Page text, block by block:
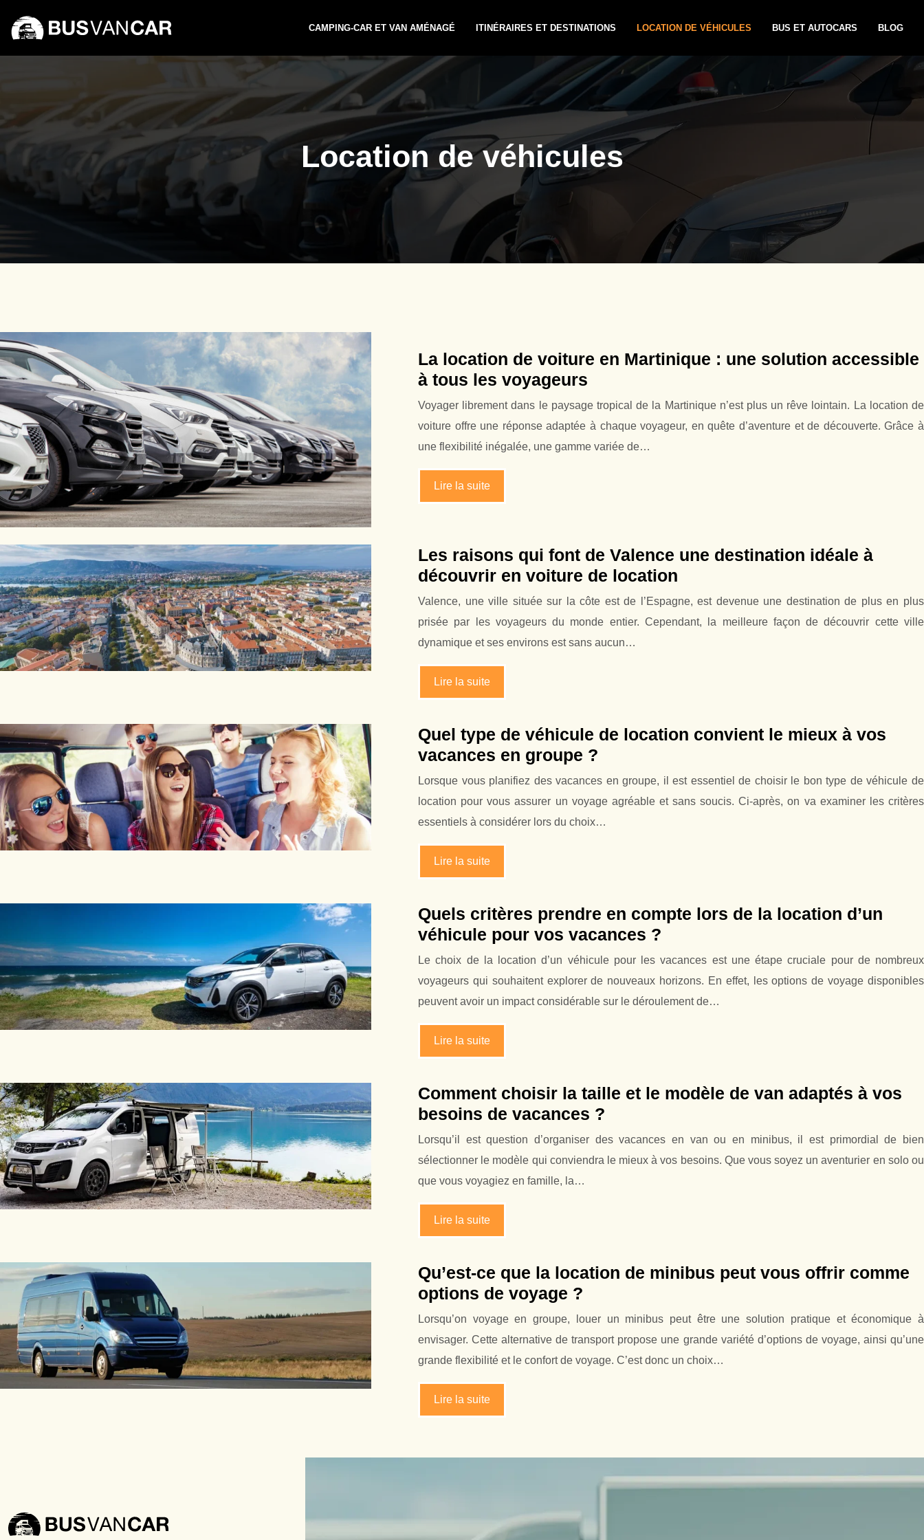
CAMPING-CAR ET VAN AMÉNAGÉ ITINÉRAIRES ET DESTINATIONS LOCATION DE VÉHICULES BUS ET AUTOCARS BLOG
Location de véhicules
La location de voiture en Martinique : une solution accessible
à tous les voyageurs
Voyager librement dans le paysage tropical de la Martinique n’est plus un rêve lointain. La location de
voiture offre une réponse adaptée à chaque voyageur, en quête d’aventure et de découverte. Grâce à
une flexibilité inégalée, une gamme variée de…
Lire la suite
Les raisons qui font de Valence une destination idéale à
découvrir en voiture de location
Valence, une ville située sur la côte est de l’Espagne, est devenue une destination de plus en plus
prisée par les voyageurs du monde entier. Cependant, la meilleure façon de découvrir cette ville
dynamique et ses environs est sans aucun…
Lire la suite
Quel type de véhicule de location convient le mieux à vos
vacances en groupe ?
Lorsque vous planifiez des vacances en groupe, il est essentiel de choisir le bon type de véhicule de
location pour vous assurer un voyage agréable et sans soucis. Ci-après, on va examiner les critères
essentiels à considérer lors du choix…
Lire la suite
Quels critères prendre en compte lors de la location d’un
véhicule pour vos vacances ?
Le choix de la location d’un véhicule pour les vacances est une étape cruciale pour de nombreux
voyageurs qui souhaitent explorer de nouveaux horizons. En effet, les options de voyage disponibles
peuvent avoir un impact considérable sur le déroulement de…
Lire la suite
Comment choisir la taille et le modèle de van adaptés à vos
besoins de vacances ?
Lorsqu’il est question d’organiser des vacances en van ou en minibus, il est primordial de bien
sélectionner le modèle qui conviendra le mieux à vos besoins. Que vous soyez un aventurier en solo ou
que vous voyagiez en famille, la…
Lire la suite
Qu’est-ce que la location de minibus peut vous offrir comme
options de voyage ?
Lorsqu’on voyage en groupe, louer un minibus peut être une solution pratique et économique à
envisager. Cette alternative de transport propose une grande variété d’options de voyage, ainsi qu’une
grande flexibilité et le confort de voyage. C’est donc un choix…
Lire la suite